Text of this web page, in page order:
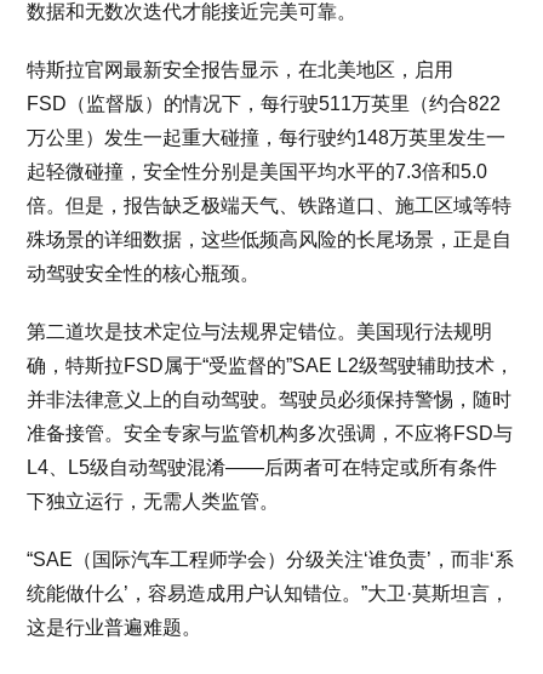
数据和无数次迭代才能接近完美可靠。
特斯拉官网最新安全报告显示，在北美地区，启用
FSD（监督版）的情况下，每行驶511万英里（约合822
万公里）发生一起重大碰撞，每行驶约148万英里发生一
起轻微碰撞，安全性分别是美国平均水平的7.3倍和5.0
倍。但是，报告缺乏极端天气、铁路道口、施工区域等特
殊场景的详细数据，这些低频高风险的长尾场景，正是自
动驾驶安全性的核心瓶颈。
第二道坎是技术定位与法规界定错位。美国现行法规明
确，特斯拉FSD属于“受监督的”SAE L2级驾驶辅助技术，
并非法律意义上的自动驾驶。驾驶员必须保持警惕，随时
准备接管。安全专家与监管机构多次强调，不应将FSD与
L4、L5级自动驾驶混淆——后两者可在特定或所有条件
下独立运行，无需人类监管。
“SAE（国际汽车工程师学会）分级关注‘谁负责’，而非‘系
统能做什么’，容易造成用户认知错位。”大卫·莫斯坦言，
这是行业普遍难题。